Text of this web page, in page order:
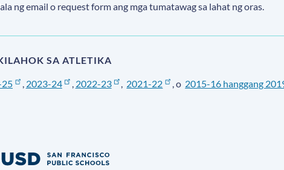
ng email o request form ang mga tumatawag sa lahat ng oras.
SA ATLETIKA
, 2023-24 , 2022-23 , 2021-22 , o 2015-16 hanggang